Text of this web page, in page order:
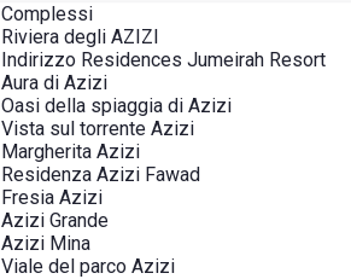
Complessi
Riviera degli AZIZI
Indirizzo Residences Jumeirah Resort
Aura di Azizi
Oasi della spiaggia di Azizi
Vista sul torrente Azizi
Margherita Azizi
Residenza Azizi Fawad
Fresia Azizi
Azizi Grande
Azizi Mina
Viale del parco Azizi